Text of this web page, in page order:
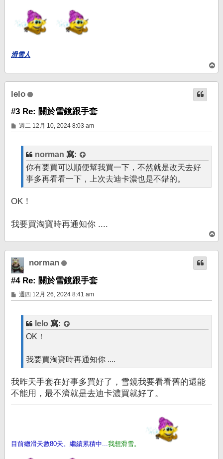
滑雪人
頂
端
lelo
#3 Re: 關於雪鏡跟手套
文
章
週二 12月 10, 2024 8:03 am
norman 寫:
你有要買可以順便幫我買一下，不然就是改天去好
事多再看看一下，上次去迪卡濃也是不錯的。
OK！
我要買淘寶時再通知你 ....
頂
端
norman
#4 Re: 關於雪鏡跟手套
文
章
週四 12月 26, 2024 8:41 am
lelo 寫:
OK！
我要買淘寶時再通知你 ....
我昨天手套在好事多買好了，雪鏡我要看看舊的還能
不能用，最不濟就是去迪卡濃買就好了。
目前總滑天數80天。繼續累積中... 我想滑雪。